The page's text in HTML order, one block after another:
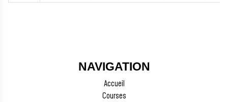
NAVIGATION
Accueil
Courses